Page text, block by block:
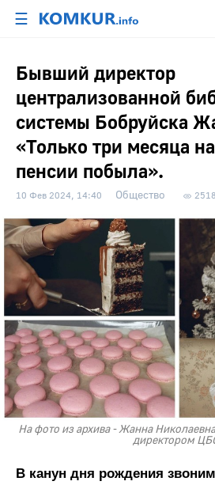
☰
Бывший директор
централизованной
системы Бобруйска
«Только три месяца
пенсии побыла».
10 Фев 2024, 14:40 Общество 2518
На фото из архива - Жанна
директором
В канун дня рождения